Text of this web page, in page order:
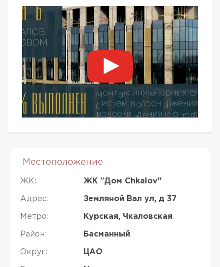
Местоположение
ЖК: ЖК "Дом Chkalov"
Адрес: Земляной Вал ул, д 37
Метро: Курская, Чкаловская
Район: Басманный
Округ: ЦАО